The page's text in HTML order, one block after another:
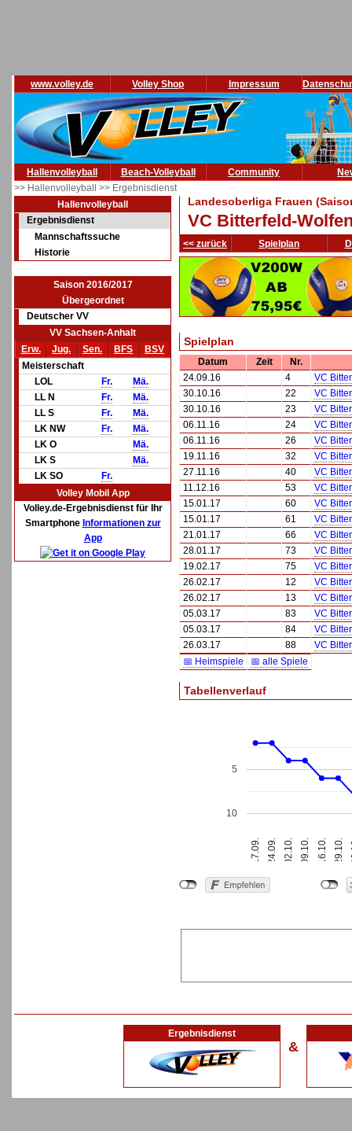
www.volley.de Volley Shop Impressum
Hallenvolleyball Beach-Volleyball Community
>> Hallenvolleyball >> Ergebnisdienst
Hallenvolleyball
Ergebnisdienst
Mannschaftssuche
Historie
Saison 2016/2017
Übergeordnet
Deutscher VV
VV Sachsen-Anhalt
Erw.
Jug. Sen. BFS
BSV
Meisterschaft
LOL
Fr.
Mä.
LL N
Fr.
Mä.
LL S
Fr.
Mä.
LK NW
Fr.
Mä.
LK O
Mä.
LK S
Mä.
LK SO
Fr.
Volley Mobil App
Volley.de-Ergebnisdienst für Ihr
Smartphone Informationen zur
App
Landesoberliga Frauen
VC Bitterfeld-
<< zurück Spielplan
Spielplan
Datum Zeit
Nr.
24.09.16
4
VC
30.10.16
22
VC
30.10.16
23
VC
06.11.16
24
VC
06.11.16
26
VC
19.11.16
32
VC
27.11.16
40
VC
11.12.16
53
VC
15.01.17
60
VC
15.01.17
61
VC
21.01.17
66
VC
28.01.17
73
VC
19.02.17
75
VC
26.02.17
12
VC
26.02.17
13
VC
05.03.17
83
VC
05.03.17
84
VC
26.03.17
88
VC
📅 Heimspiele
📅 alle Spiele
Tabellenverlauf
17.09. 24.09. 02.10. 09.10. 16.10. 29.10.
5
10
Ergebnisdienst
&